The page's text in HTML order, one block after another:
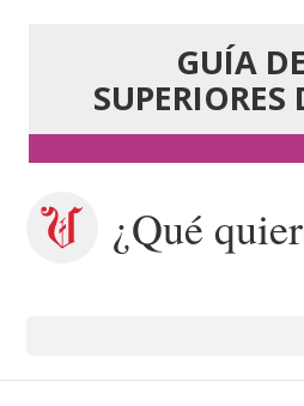
GUÍA
¿Qué